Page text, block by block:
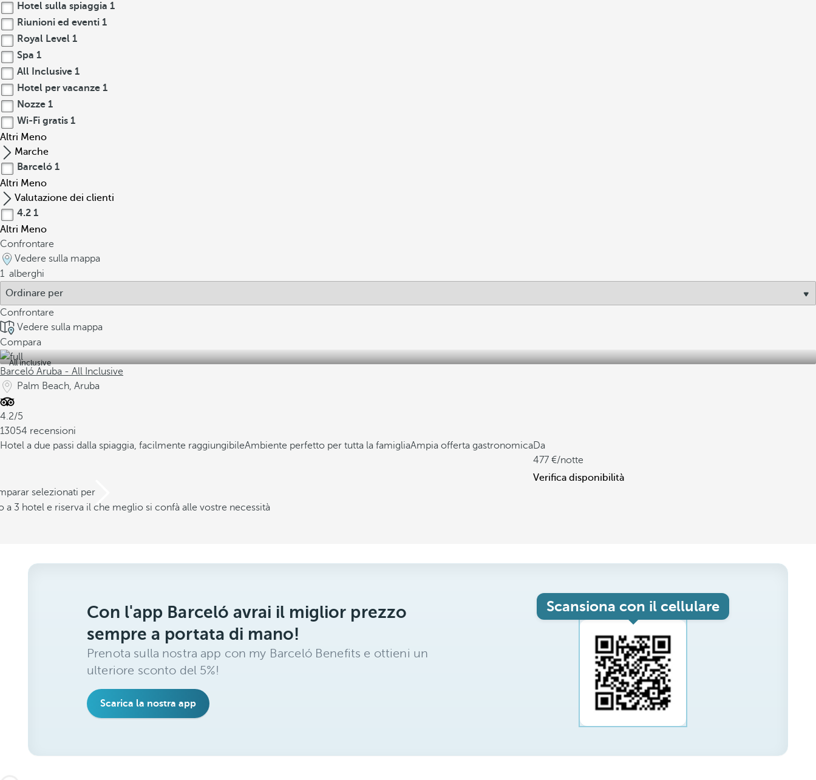
Hotel sulla spiaggia 1
Riunioni ed eventi 1
Royal Level 1
Spa 1
All Inclusive 1
Hotel per vacanze 1
Nozze 1
Wi-Fi gratis 1
Altri Meno
Marche
Barceló 1
Altri Meno
Valutazione dei clienti
4.2 1
Altri Meno
Confrontare
Vedere sulla mappa
1 alberghi
Confrontare
Vedere sulla mappa
Compara
All inclusive
Barceló Aruba - All Inclusive
Palm Beach, Aruba
4.2/5
13054 recensioni
Hotel a due passi dalla spiaggia, facilmente raggiungibileAmbiente perfetto per tutta la famigliaAmpia offerta gastronomicaDa
477
/notte
Verifica disponibilità
selezionati per
a 3 hotel e riserva il che meglio si confà alle vostre necessità
Con l'app Barceló avrai il miglior prezzo
sempre a portata di mano!
Prenota sulla nostra app con my Barceló Benefits e ottieni un
ulteriore sconto del 5%!
Scarica la nostra app
Scansiona con il cellulare